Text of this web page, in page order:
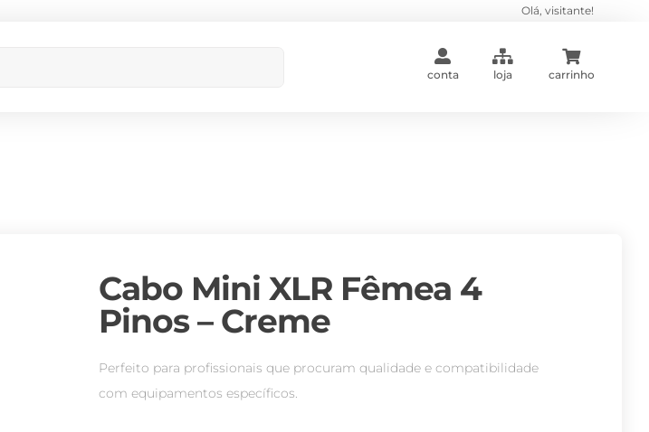
Olá, visitante!
conta loja carrinho
Cabo Mini XLR Fêmea 4
Pinos – Creme
Perfeito para profissionais que procuram qualidade e compatibilidade
com equipamentos específicos.